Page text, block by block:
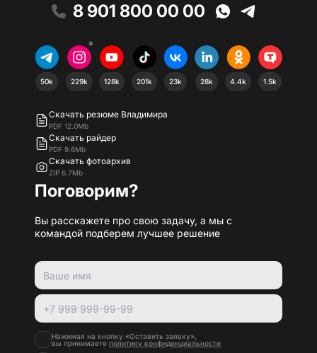
8 901 800 00 00
50k
*
229k 128k 201k 23k 28k 4.4k 1.5k
Скачать резюме Владимира
PDF 12.0Mb
Скачать райдер
PDF 9.6Mb
Скачать фотоархив
ZIP 6.7Mb
Поговорим?
Вы расскажете про свою задачу, а мы с
командой подберем лучшее решение
Нажимая на кнопку «Оставить заявку»,
вы принимаете политику конфиденциальности